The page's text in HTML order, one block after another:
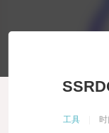
工具